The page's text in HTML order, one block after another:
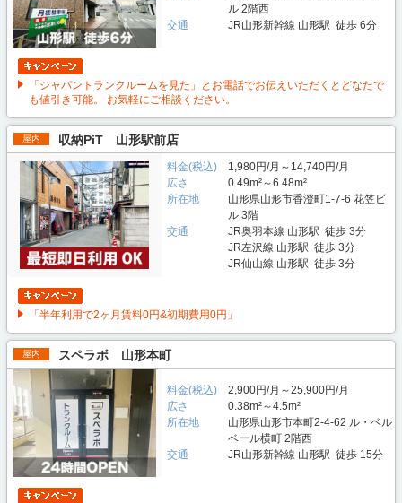
ル 2階西
交通
JR山形新幹線 山形駅 徒歩 6分
「ジャパントランクルームを見た」とお電話でお伝えいただくとどなたで
も値引き可能。 お気軽にご相談ください。
屋内 収納PiT 山形駅前店
料金(税込)
1,980円/月～14,740円/月
広さ
0.49m²～6.48m²
所在地
山形県山形市香澄町1-7-6 花笠ビ
ル 3階
交通
JR奥羽本線 山形駅 徒歩 3分
JR左沢線 山形駅 徒歩 3分
JR仙山線 山形駅 徒歩 3分
「半年利用で2ヶ月賃料0円&初期費用0円」
屋内 スペラボ 山形本町
料金(税込)
2,900円/月～25,900円/月
広さ
0.38m²～4.5m²
所在地
山形県山形市本町2-4-62 ル・ベル
ベール横町 2階西
交通
JR山形新幹線 山形駅 徒歩 15分